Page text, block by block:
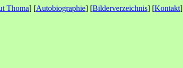
Thoma] [Autobiographie] [Bilderverzeichnis] [Kontakt]